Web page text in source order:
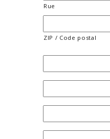
Rue
ZIP / Code postal